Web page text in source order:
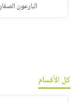
البارعون
كل الأقسام